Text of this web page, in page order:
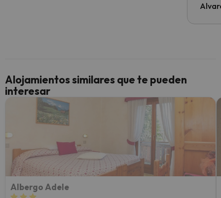
al
culpa
Alojamientos similares que te pueden
interesar
Albergo Adele